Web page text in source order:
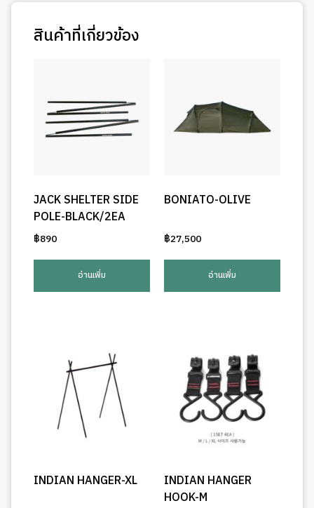
สินค้าที่เกี่ยวข้อง
JACK SHELTER SIDE
POLE-BLACK/2EA
฿890
อ่านเพิ่ม
BONIATO-OLIVE
฿27,500
อ่านเพิ่ม
INDIAN HANGER-XL
INDIAN HANGER
HOOK-M